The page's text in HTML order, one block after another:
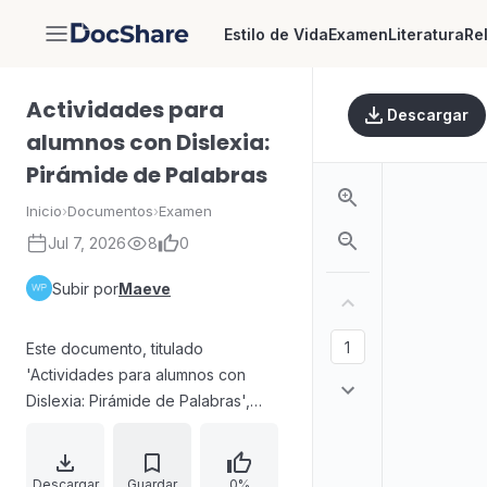
DocShare Estilo de VidaExamenLiteratura
Actividades para
alumnos con Dislexia:
Pirámide de Palabras
Inicio›Documentos›Examen
Jul 7, 2026 8 0
Subir porMaeve
Este documento, titulado
'Actividades para alumnos con
Dislexia: Pirámide de Palabras',
educativo diseñado para
estudiantes con dislexia. El juego
Descargar Guardar 0%
Descargar